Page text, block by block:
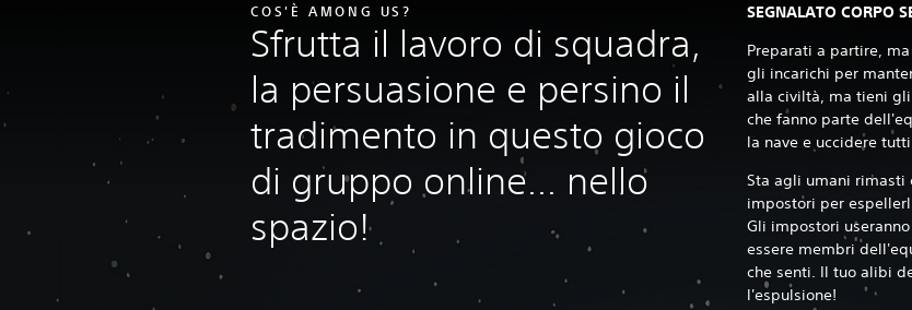
COS'È AMONG US?
Sfrutta il lavoro di squadra,
la persuasione e persino il
tradimento in questo gioco
di gruppo online... nello
spazio!
SEGNALATO CORPO
Preparati a partire,
gli incarichi per
alla civiltà, ma tieni
che fanno parte
la nave e uccidere
Sta agli umani
impostori per
Gli impostori
essere membri
che senti. Il tuo alibi
l'espulsione!